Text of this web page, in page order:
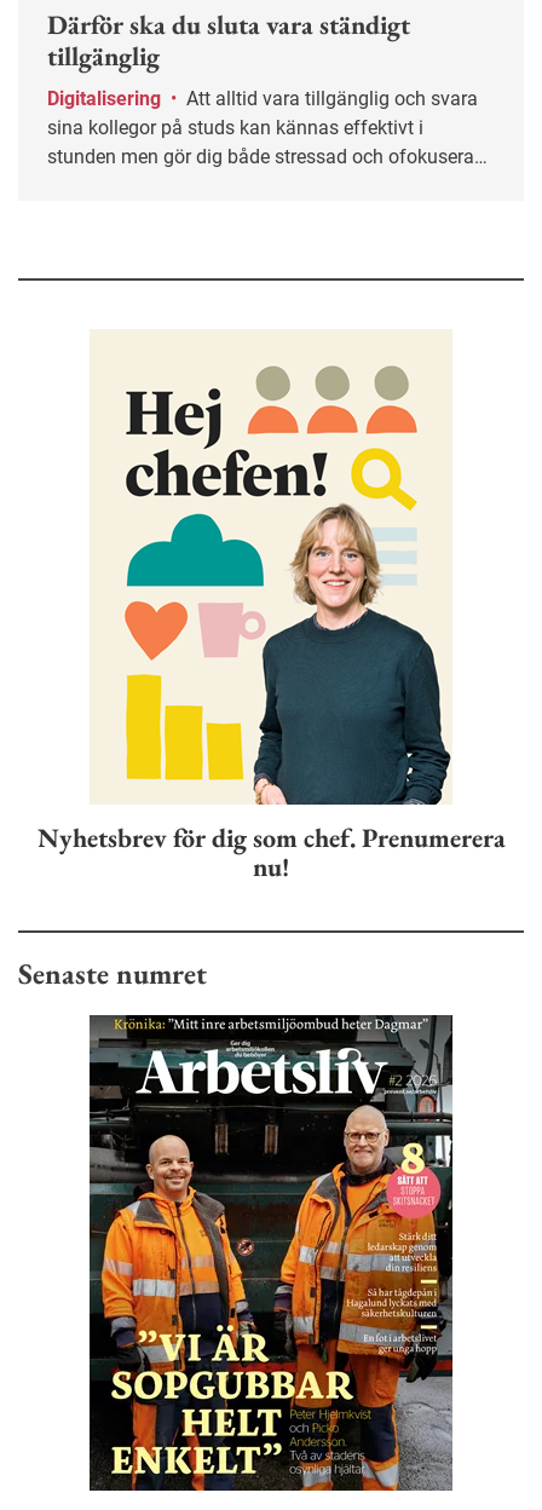
Därför ska du sluta vara ständigt
tillgänglig
Digitalisering •
sina kollegor på studs kan kännas effektivt i
stunden men gör dig både stressad och ofokuserad.
Nyhetsbrev för dig som chef. Prenumerera
nu!
Senaste numret